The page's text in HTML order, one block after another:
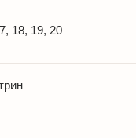
18, 19, 20